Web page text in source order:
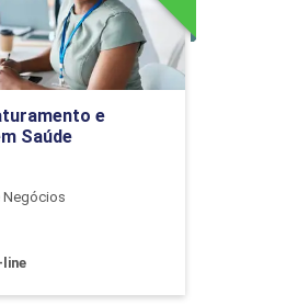
de Projetos
e
Saúde
Negócios
line
Inscrição